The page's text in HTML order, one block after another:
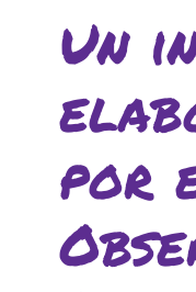
Un
por